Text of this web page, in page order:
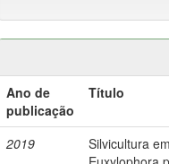
Ano de
publicação
Título
2019
Silvicultura